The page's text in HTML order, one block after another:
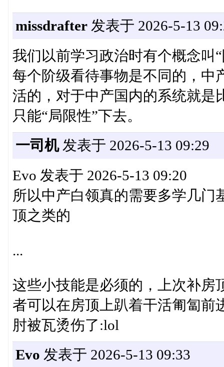
missdrafter发表于 2026-5-13
我们以前学习政治时有个概念叫
每个阶级看待事物是不同的，中
活的，对于中产国内的系统就是
只能“局限性”下去。
一司机发表于 2026-5-13 09:29
Evo 发表于 2026-5-13 09:20
所以中产白领真的需要多学几门
顶之类的
...
这些小技能是必须的，上次补房
者可以在房顶上趴着干活匍匐前
肘被瓦烫伤了:lol
Evo 发表于 2026-5-13 09:33